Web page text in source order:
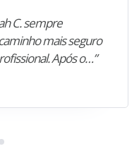
C. sempre
mais seguro
Após o…”